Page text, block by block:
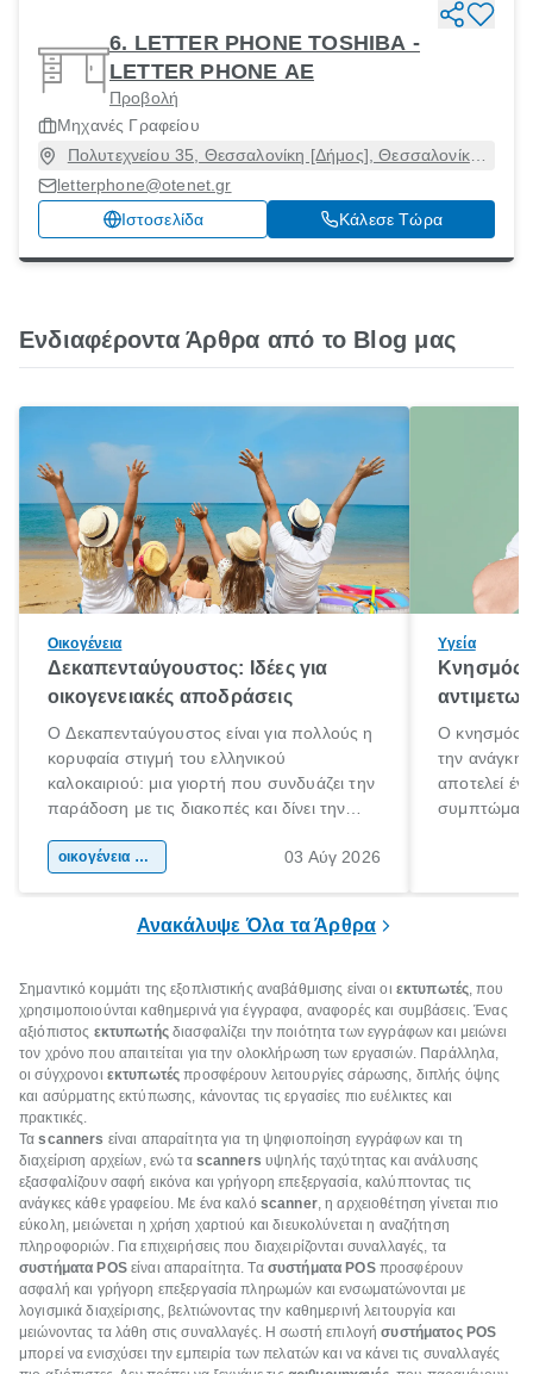
6. LETTER PHONE TOSHIBA -
LETTER PHONE ΑΕ
Προβολή
Μηχανές Γραφείου
Πολυτεχνείου 35, Θεσσαλονίκη [Δήμος], Θεσσαλονίκη,
letterphone@otenet.gr
Ιστοσελίδα
Κάλεσε Τώρα
Ενδιαφέροντα Άρθρα από το Blog μας
Οικογένεια
Δεκαπενταύγουστος: Ιδέες για
οικογενειακές αποδράσεις
Ο Δεκαπενταύγουστος είναι για πολλούς η
κορυφαία στιγμή του ελληνικού
καλοκαιριού: μια γιορτή που συνδυάζει την
παράδοση με τις διακοπές και δίνει την
χώρας. Είτε πρόκειται για λίγες μέρες
οικογένεια & παιδί 03 Αύγ 2026
Υγεία
Κνησμός:
Ο κνησμός
την ανάγκη
αποτελεί
Ανακάλυψε Όλα τα Άρθρα
Σημαντικό κομμάτι της εξοπλιστικής αναβάθμισης είναι οι εκτυπωτές, που
χρησιμοποιούνται καθημερινά για έγγραφα, αναφορές και συμβάσεις. Ένας
αξιόπιστος εκτυπωτήςδιασφαλίζει την ποιότητα των εγγράφων και μειώνει
τον χρόνο που απαιτείται για την ολοκλήρωση των εργασιών. Παράλληλα,
οι σύγχρονοι εκτυπωτές προσφέρουν λειτουργίες σάρωσης, διπλής όψης
και ασύρματης εκτύπωσης, κάνοντας τις εργασίες πιο ευέλικτες και
πρακτικές.
Ταscanners είναι απαραίτητα για τη ψηφιοποίηση εγγράφων και τη
διαχείριση αρχείων, ενώ τα scanners υψηλής ταχύτητας και ανάλυσης
εξασφαλίζουν σαφή εικόνα και γρήγορη επεξεργασία, καλύπτοντας τις
ανάγκες κάθε γραφείου. Με ένα καλό scanner, η αρχειοθέτηση γίνεται πιο
εύκολη, μειώνεται η χρήση χαρτιού και διευκολύνεται η αναζήτηση
πληροφοριών. Για επιχειρήσεις που διαχειρίζονται συναλλαγές, τα
συστήματα POSείναι απαραίτητα. Τα συστήματα POSπροσφέρουν
ασφαλή και γρήγορη επεξεργασία πληρωμών και ενσωματώνονται με
λογισμικά διαχείρισης, βελτιώνοντας την καθημερινή λειτουργία και
μειώνοντας τα λάθη στις συναλλαγές. Η σωστή επιλογήσυστήματος POS
μπορεί να ενισχύσει την εμπειρία των πελατών και να κάνει τις συναλλαγές